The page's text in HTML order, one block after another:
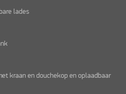
lades
kraan en douchekop en oplaadbaar